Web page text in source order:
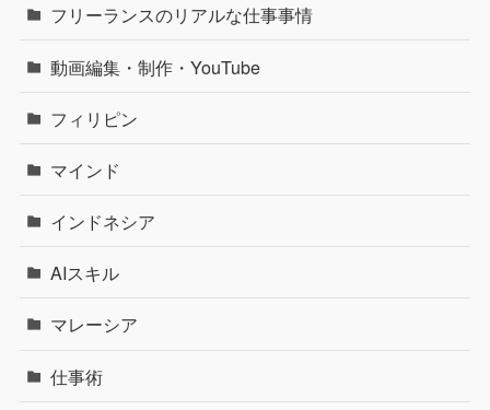
フリーランスのリアルな仕事事情
動画編集・制作・YouTube
フィリピン
マインド
インドネシア
AIスキル
マレーシア
仕事術